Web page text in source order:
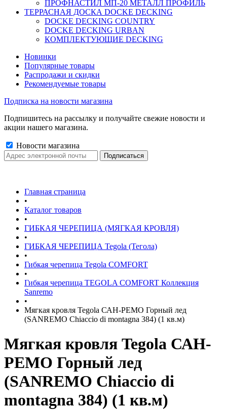
ПРОФНАСТИЛ МП-20 МЕТАЛЛ ПРОФИЛЬ
ТЕРРАСНАЯ ДОСКА DOCKE DECKING
DOCKE DECKING COUNTRY
DOCKE DECKING URBAN
КОМПЛЕКТУЮЩИЕ DECKING
Новинки
Популярные товары
Распродажи и скидки
Рекомендуемые товары
Подписка на новости магазина
Подпишитесь на рассылку и получайте свежие новости и
акции нашего магазина.
Новости магазина
Главная страница
•
Каталог товаров
•
ГИБКАЯ ЧЕРЕПИЦА (МЯГКАЯ КРОВЛЯ)
•
ГИБКАЯ ЧЕРЕПИЦА Tegola (Тегола)
•
Гибкая черепица Tegola COMFORT
•
Гибкая черепица TEGOLA COMFORT Коллекция
Sanremo
•
Мягкая кровля Tegola САН-РЕМО Горный лед
(SANREMO Chiaccio di montagna 384) (1 кв.м)
Мягкая кровля Tegola САН-
РЕМО Горный лед
(SANREMO Chiaccio di
montagna 384) (1 кв.м)